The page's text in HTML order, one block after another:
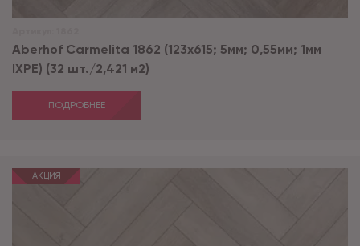
Aberhof Carmelita 1862 (123x615; 5мм; 0,55мм; 1мм
IXPE) (32 шт./2,421 м2)
ПОДРОБНЕЕ
АКЦИЯ